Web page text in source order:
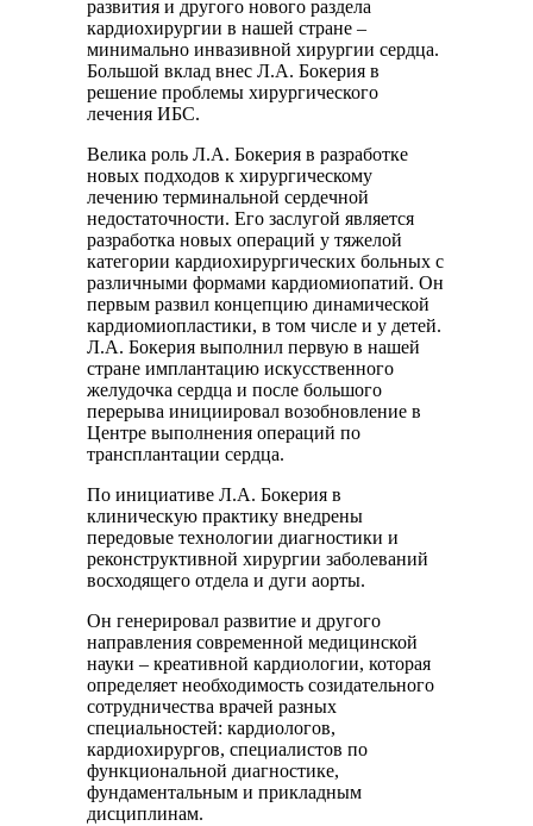
развития и другого нового раздела
кардиохирургии в нашей стране –
минимально инвазивной хирургии сердца.
Большой вклад внес Л.А. Бокерия в
решение проблемы хирургического
лечения ИБС.
Велика роль Л.А. Бокерия в разработке
новых подходов к хирургическому
лечению терминальной сердечной
недостаточности. Его заслугой является
разработка новых операций у тяжелой
категории кардиохирургических больных с
различными формами кардиомиопатий. Он
первым развил концепцию динамической
кардиомиопластики, в том числе и у детей.
Л.А. Бокерия выполнил первую в нашей
стране имплантацию искусственного
желудочка сердца и после большого
перерыва инициировал возобновление в
Центре выполнения операций по
трансплантации сердца.
По инициативе Л.А. Бокерия в
клиническую практику внедрены
передовые технологии диагностики и
реконструктивной хирургии заболеваний
восходящего отдела и дуги аорты.
Он генерировал развитие и другого
направления современной медицинской
науки – креативной кардиологии, которая
определяет необходимость созидательного
сотрудничества врачей разных
специальностей: кардиологов,
кардиохирургов, специалистов по
функциональной диагностике,
фундаментальным и прикладным
дисциплинам.